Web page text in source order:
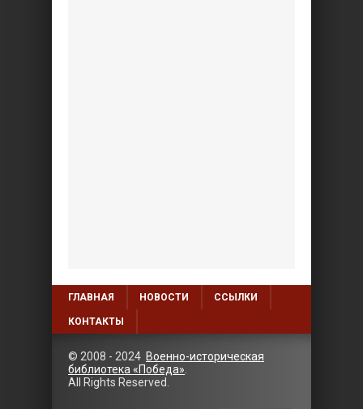
ГЛАВНАЯ НОВОСТИ ССЫЛКИ
КОНТАКТЫ
© 2008 - 2024 Военно-историческая
библиотека «Победа»
All Rights Reserved.